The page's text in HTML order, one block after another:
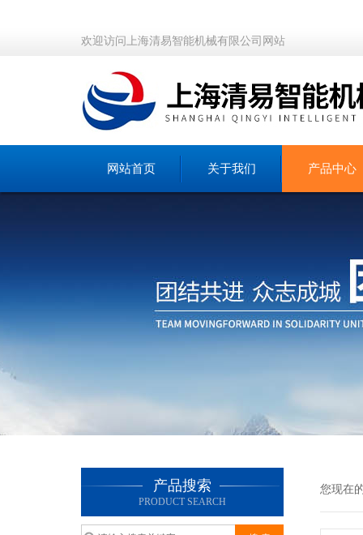
欢迎访问上海清易智能机械有限公司网站
网站首页 关于我们 产品中心
产品搜索
PRODUCT SEARCH
您现在